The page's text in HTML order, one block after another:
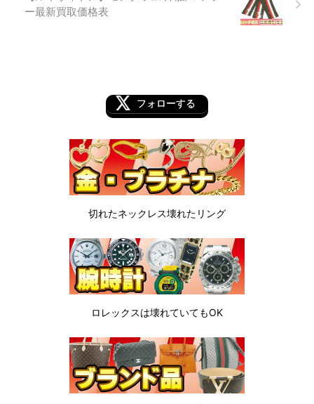
ー最新買取価格表
フォローする
切れたネックレス壊れたリング
ロレックスは壊れていてもOK